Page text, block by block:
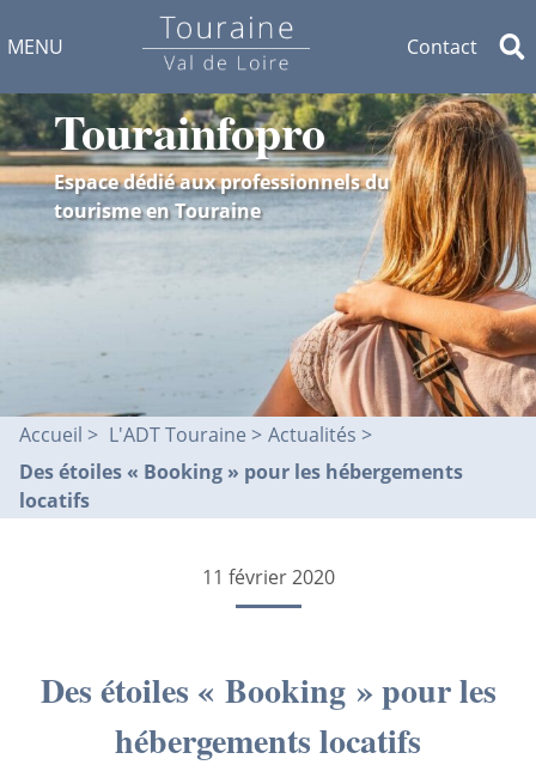
MENU Contact
Tourainfopro
Espace dédié aux professionnels du
tourisme en Touraine
Accueil L'ADT Touraine > Actualités
Des étoiles « Booking » pour les hébergements
locatifs
11 février 2020
Des étoiles « Booking » pour les
hébergements locatifs